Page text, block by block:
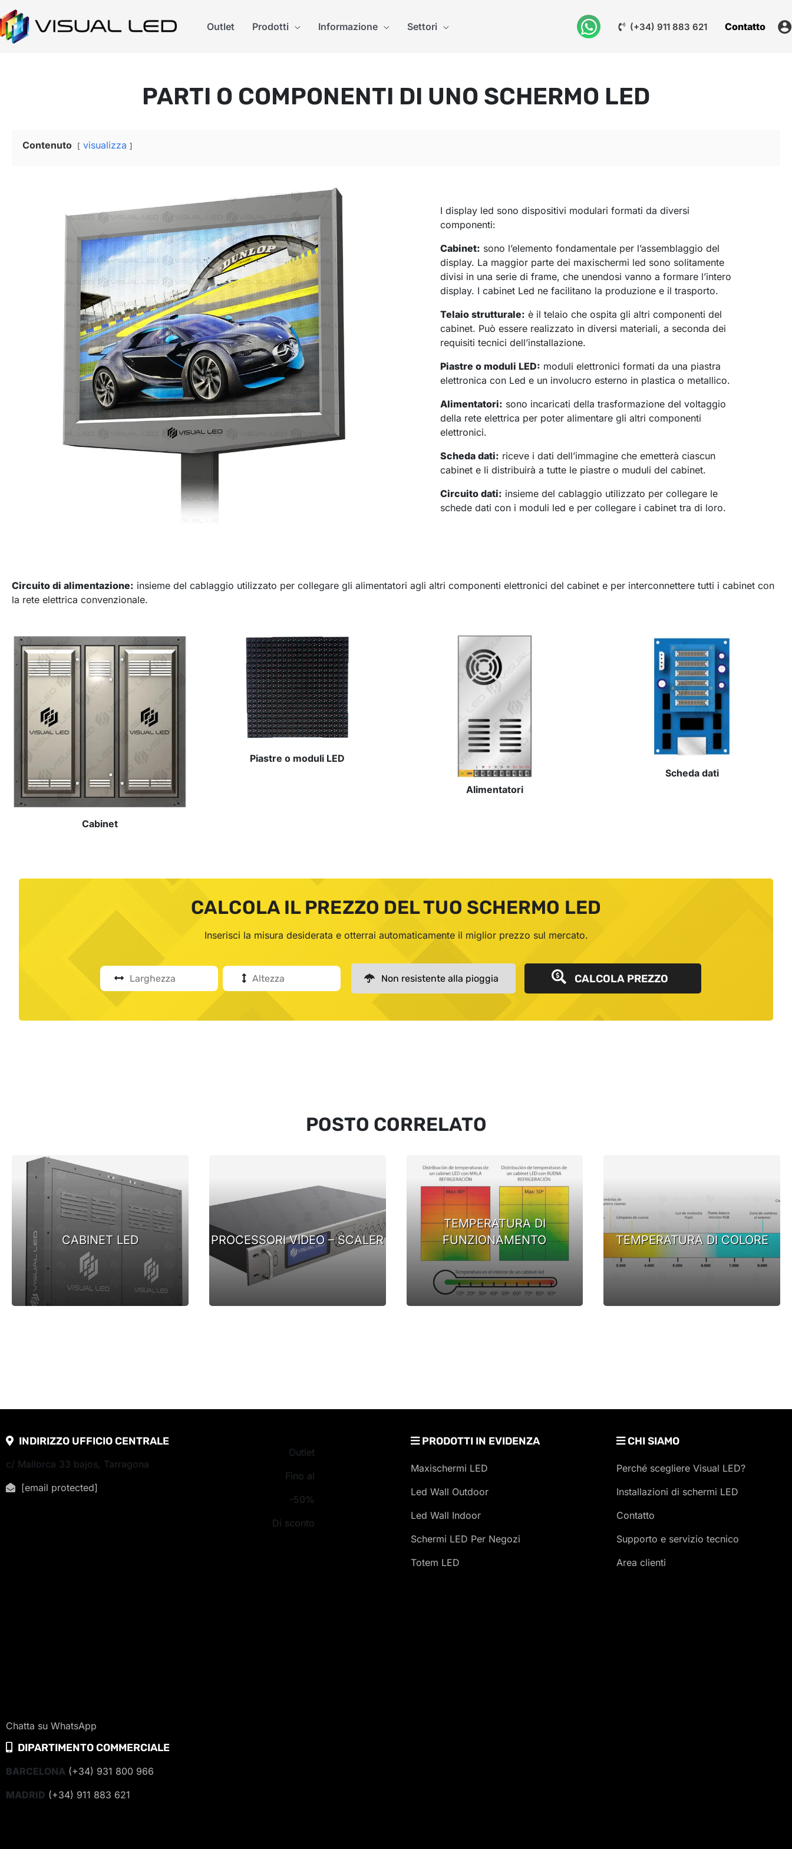
Outlet Prodotti Informazione Settori (+34) 911 883 621 Contatto
PARTI O COMPONENTI DI UNO SCHERMO LED
Contenuto visualizza
I display led sono dispositivi modulari formati da diversi
componenti:
Cabinet: sono l’elemento fondamentale per l’assemblaggio del
display. La maggior parte dei maxischermi led sono solitamente
divisi in una serie di frame, che unendosi vanno a formare l’intero
display. I cabinet Led ne facilitano la produzione e il trasporto.
Telaio strutturale: è il telaio che ospita gli altri componenti del
cabinet. Può essere realizzato in diversi materiali, a seconda dei
requisiti tecnici dell’installazione.
Piastre o moduli LED: moduli elettronici formati da una piastra
elettronica con Led e un involucro esterno in plastica o metallico.
Alimentatori: sono incaricati della trasformazione del voltaggio
della rete elettrica per poter alimentare gli altri componenti
elettronici.
Scheda dati: riceve i dati dell’immagine che emetterà ciascun
cabinet e li distribuirà a tutte le piastre o muduli del cabinet.
Circuito dati: insieme del cablaggio utilizzato per collegare le
schede dati con i moduli led e per collegare i cabinet tra di loro.
Circuito di alimentazione: insieme del cablaggio utilizzato per collegare gli alimentatori agli altri componenti elettronici del cabinet e per interconnettere tutti i cabinet con
la rete elettrica convenzionale.
Cabinet
Piastre o moduli LED
Alimentatori
Scheda dati
CALCOLA IL PREZZO DEL TUO SCHERMO LED
Inserisci la misura desiderata e otterrai automaticamente il miglior prezzo sul mercato.
CALCOLA PREZZO
POSTO CORRELATO
CABINET LED PROCESSORI VIDEO – SCALER
TEMPERATURA DI
FUNZIONAMENTO
TEMPERATURA DI COLORE
INDIRIZZO UFFICIO CENTRALE
c/ Mallorca 33 bajos, Tarragona
[email protected]
Chatta su WhatsApp
DIPARTIMENTO COMMERCIALE
BARCELONA (+34) 931 800 966
MADRID (+34) 911 883 621
Outlet
Fino al
-50%
Di sconto
PRODOTTI IN EVIDENZA
Maxischermi LED
Led Wall Outdoor
Led Wall Indoor
Schermi LED Per Negozi
Totem LED
CHI SIAMO
Perché scegliere Visual LED?
Installazioni di schermi LED
Contatto
Supporto e servizio tecnico
Area clienti